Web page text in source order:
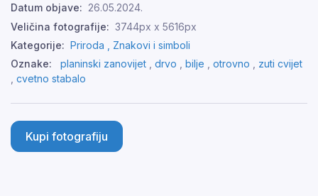
Datum objave: 26.05.2024.
Veličina fotografije: 3744px x 5616px
Kategorije: Priroda , Znakovi i simboli
Oznake:
planinski zanovijet drvo bilje otrovno
zuti cvijet
cvetno stabalo
Kupi fotografiju